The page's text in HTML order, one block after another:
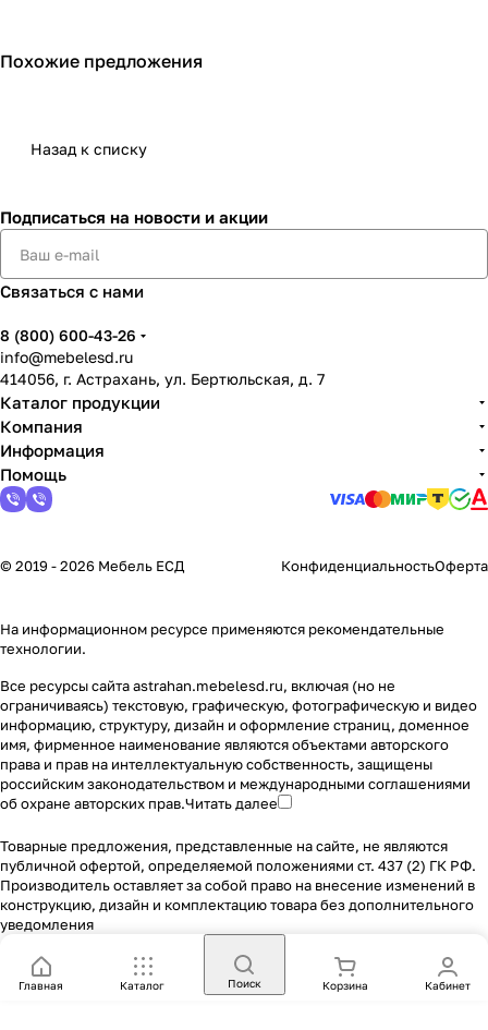
Похожие предложения
Назад к списку
Подписаться на новости и акции
Связаться с нами
8 (800) 600-43-26
info@mebelesd.ru
414056, г. Астрахань, ул. Бертюльская, д. 7
Каталог продукции
Компания
Информация
Помощь
© 2019 - 2026 Мебель ЕСД КонфиденциальностьОферта
На информационном ресурсе применяются рекомендательные
технологии.
Все ресурсы сайта astrahan.mebelesd.ru, включая (но не
ограничиваясь) текстовую, графическую, фотографическую и видео
информацию, структуру, дизайн и оформление страниц, доменное
имя, фирменное наименование являются объектами авторского
права и прав на интеллектуальную собственность, защищены
российским законодательством и международными соглашениями
об охране авторских прав.Читать далее
Товарные предложения, представленные на сайте, не являются
публичной офертой, определяемой положениями ст. 437 (2) ГК РФ.
Производитель оставляет за собой право на внесение изменений в
конструкцию, дизайн и комплектацию товара без дополнительного
уведомления
Главная Каталог Поиск Корзина Кабинет